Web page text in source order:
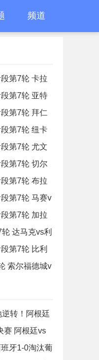
频道
第7轮 卡拉
第7轮 亚特
第7轮 拜仁
第7轮 纽卡
第7轮 尤文
第7轮 切尔
第7轮 布拉
第7轮 马赛v
第7轮 加拉
达马克vs利
第7轮 比利
索尔福德城v
转！阿根廷
点恩佐绝杀
赛 阿根廷vs
牙1-0淘汰葡